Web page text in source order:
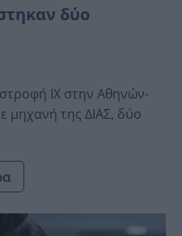
δύο
ΙΧ στην Αθηνών-
μηχανή της ΔΙΑΣ, δύο